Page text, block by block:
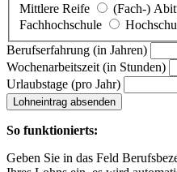
Mittlere Reife
(Fach-)
Fachhochschule
Berufserfahrung (in Jahren)
Wochenarbeitszeit (in Stunden)
Urlaubstage (pro Jahr)
Lohneintrag absenden
So funktionierts:
Geben Sie in das Feld